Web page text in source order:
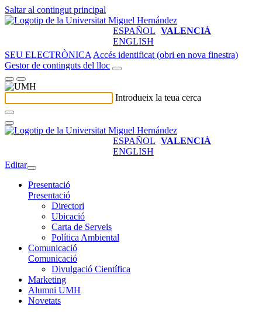
Saltar al contingut principal
ESPAÑOL VALENCIÀ
ENGLISH
SEU ELECTRÒNICA Accés identificat (obri en nova finestra)
Gestor de continguts del lloc
Introdueix la teua cerca
ESPAÑOL VALENCIÀ
ENGLISH
Editar
Presentació
Presentació
Directori
Ubicació
Carta de Serveis
Política Ambiental
Comunicació
Comunicació
Divulgació Científica
Marketing
Alumni UMH
Novetats